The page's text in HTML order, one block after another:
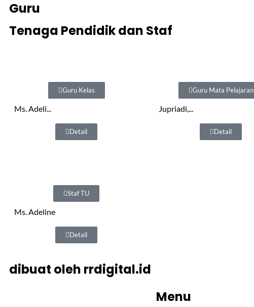
Guru
Tenaga Pendidik dan Staf
Guru Kelas
Ms. Adeli...
Detail
Guru Mata Pelajaran
Jupriadi,...
Detail
Staf TU
Ms. Adeline
Detail
dibuat oleh rrdigital.id
Menu